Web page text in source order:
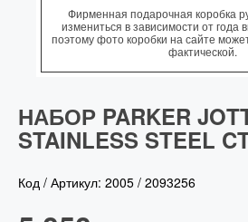
Фирменная подарочная коробка
измениться в зависимости от года
поэтому фото коробки на сайте
фактической.
НАБОР PARKER
STAINLESS STEEL
Код / Артикул: 2005 / 2093256